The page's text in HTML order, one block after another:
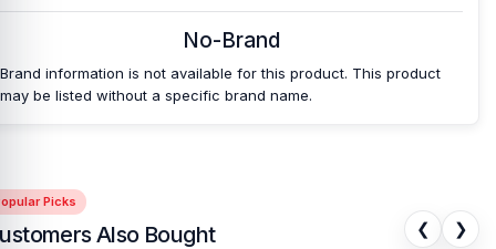
No-Brand
Brand information is not available for this product. This product
may be listed without a specific brand name.
Picks
Also Bought ❮ ❯